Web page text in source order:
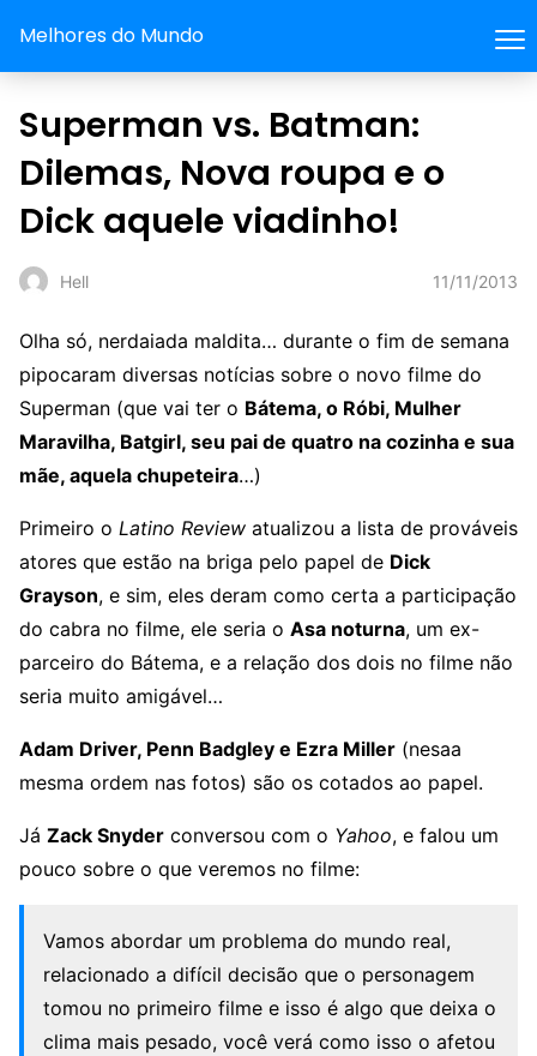
Melhores do Mundo
Superman vs. Batman:
Dilemas, Nova roupa e o
Dick aquele viadinho!
Hell 11/11/2013
Olha só, nerdaiada maldita… durante o fim de semana
pipocaram diversas notícias sobre o novo filme do
Superman (que vai ter o Bátema, o Róbi, Mulher
Maravilha, Batgirl, seu pai de quatro na cozinha e sua
mãe, aquela chupeteira…)
Primeiro o Latino Review atualizou a lista de prováveis
atores que estão na briga pelo papel de Dick
Grayson, e sim, eles deram como certa a participação
do cabra no filme, ele seria o Asa noturna, um ex-
parceiro do Bátema, e a relação dos dois no filme não
seria muito amigável…
Adam Driver, Penn Badgley e Ezra Miller (nesaa
mesma ordem nas fotos) são os cotados ao papel.
Já Zack Snyder conversou com o Yahoo, e falou um
pouco sobre o que veremos no filme:
Vamos abordar um problema do mundo real,
relacionado a difícil decisão que o personagem
tomou no primeiro filme e isso é algo que deixa o
clima mais pesado, você verá como isso o afetou